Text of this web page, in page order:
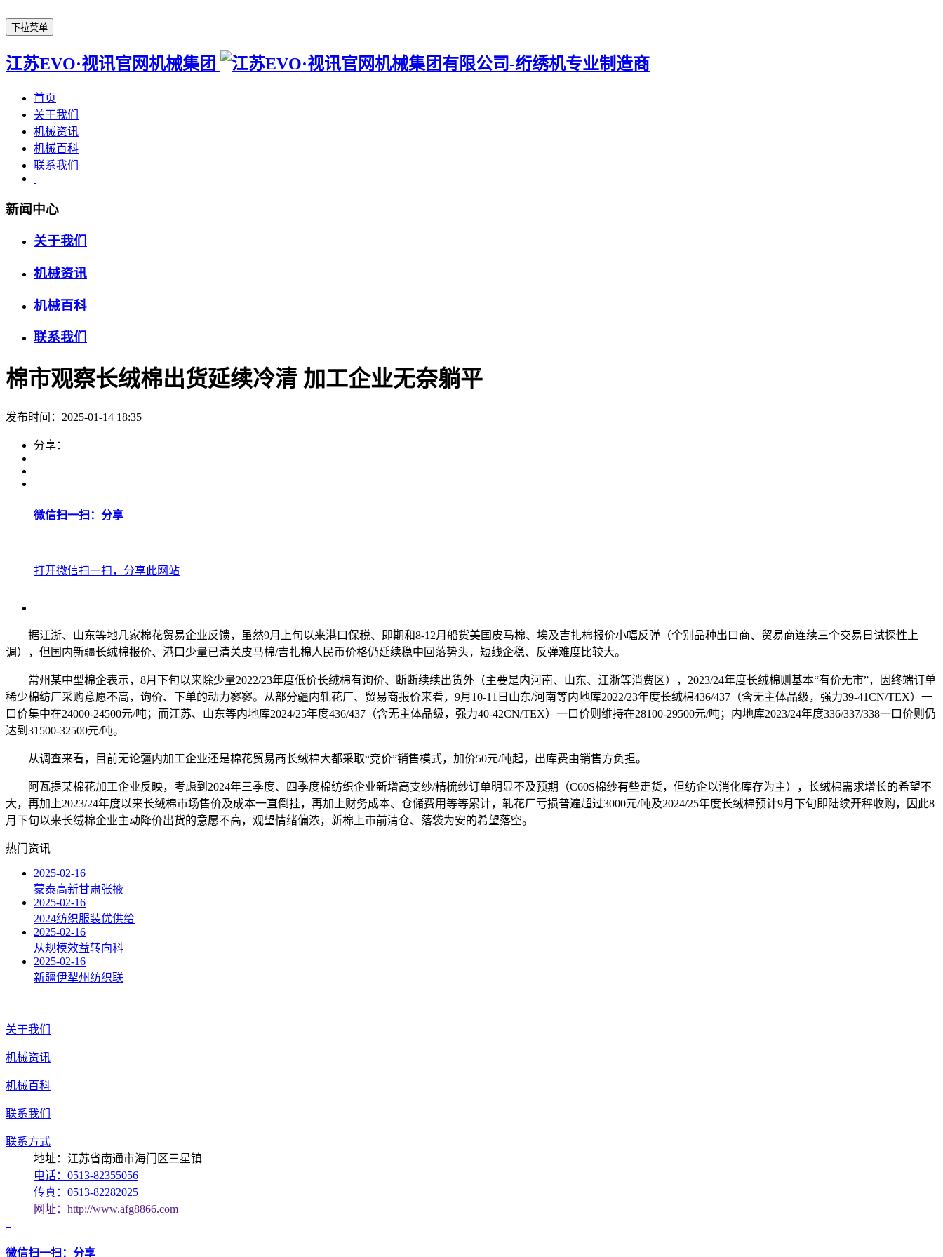
下拉菜单
江苏EVO·视讯官网机械集团
首页
关于我们
机械资讯
机械百科
联系我们
新闻中心
关于我们
机械资讯
机械百科
联系我们
棉市观察长绒棉出货延续冷清 加工企业无奈躺平
发布时间：2025-01-14 18:35
分享：
微信扫一扫：分享
打开微信扫一扫，分享此网站
据江浙、山东等地几家棉花贸易企业反馈，虽然9月上旬以来港口保税、即期和8-12月船货美国皮马棉、埃及吉扎棉报价小幅反弹（个别品种出口商、贸易商连续三个交易日试探性上
调），但国内新疆长绒棉报价、港口少量已清关皮马棉/吉扎棉人民币价格仍延续稳中回落势头，短线企稳、反弹难度比较大。
常州某中型棉企表示，8月下旬以来除少量2022/23年度低价长绒棉有询价、断断续续出货外（主要是内河南、山东、江浙等消费区），2023/24年度长绒棉则基本“有价无市”，因终端订单
稀少棉纺厂采购意愿不高，询价、下单的动力寥寥。从部分疆内轧花厂、贸易商报价来看，9月10-11日山东/河南等内地库2022/23年度长绒棉436/437（含无主体品级，强力39-41CN/TEX）一
口价集中在24000-24500元/吨；而江苏、山东等内地库2024/25年度436/437（含无主体品级，强力40-42CN/TEX）一口价则维持在28100-29500元/吨；内地库2023/24年度336/337/338一口价则仍
达到31500-32500元/吨。
从调查来看，目前无论疆内加工企业还是棉花贸易商长绒棉大都采取“竞价”销售模式，加价50元/吨起，出库费由销售方负担。
阿瓦提某棉花加工企业反映，考虑到2024年三季度、四季度棉纺织企业新增高支纱/精梳纱订单明显不及预期（C60S棉纱有些走货，但纺企以消化库存为主），长绒棉需求增长的希望不
大，再加上2023/24年度以来长绒棉市场售价及成本一直倒挂，再加上财务成本、仓储费用等等累计，轧花厂亏损普遍超过3000元/吨及2024/25年度长绒棉预计9月下旬即陆续开秤收购，因此8
月下旬以来长绒棉企业主动降价出货的意愿不高，观望情绪偏浓，新棉上市前清仓、落袋为安的希望落空。
热门资讯
2025-02-16
蒙泰高新甘肃张掖
2025-02-16
2024纺织服装优供给
2025-02-16
从规模效益转向科
2025-02-16
新疆伊犁州纺织联
关于我们
机械资讯
机械百科
联系我们
联系方式
地址：江苏省南通市海门区三星镇
电话：0513-82355056
传真：0513-82282025
网址：http://www.afg8866.com
微信扫一扫：分享